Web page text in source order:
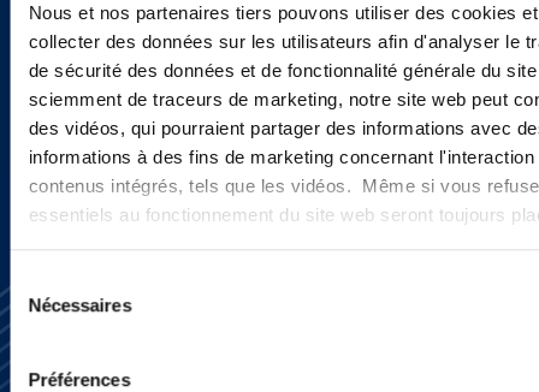
Nous et nos partenaires tiers pouvons utiliser des cookies
collecter des données sur les utilisateurs afin d'analyser le
de sécurité des données et de fonctionnalité générale du
sciemment de traceurs de marketing, notre site web peut
des vidéos, qui pourraient partager des informations avec
informations à des fins de marketing concernant
contenus intégrés, tels que les vidéos. Même si vous
essentiels au fonctionnement du site web seront toujours
du
consentement
Nécessaires
Préférences
actualités ?
INSCRIVEZ-VOUS ICI